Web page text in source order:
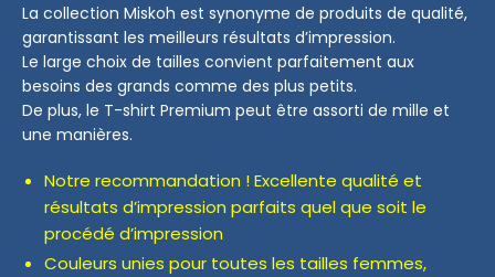
La collection Miskoh est synonyme de produits de qualité,
garantissant les meilleurs résultats d’impression.
Le large choix de tailles convient parfaitement aux
besoins des grands comme des plus petits.
De plus, le T-shirt Premium peut être assorti de mille et
une manières.
Notre recommandation ! Excellente qualité et
résultats d’impression parfaits quel que soit le
procédé d’impression
Couleurs unies pour toutes les tailles femmes,